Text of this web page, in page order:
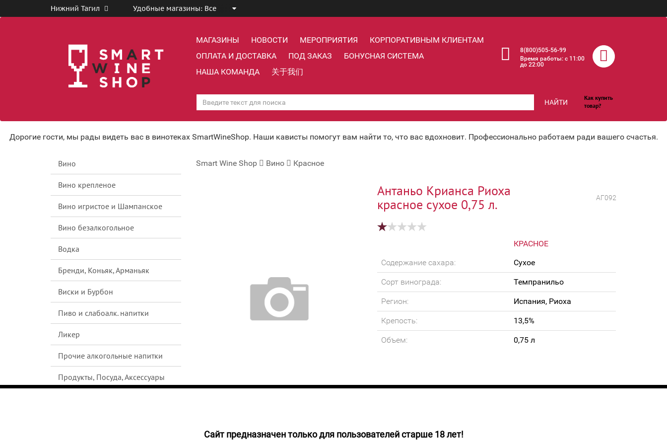
Нижний Тагил Удобные магазины: Все
МАГАЗИНЫ НОВОСТИ МЕРОПРИЯТИЯ
КОРПОРАТИВНЫМ КЛИЕНТАМ
ОПЛАТА И ДОСТАВКА
ПОД ЗАКАЗ
БОНУСНАЯ СИСТЕМА
НАША КОМАНДА
关于我们
8(800)505-56-99
Время работы: c 11:00
до 22:00
НАЙТИ
Как купить
товар?
Дорогие гости, мы рады видеть вас в винотеках SmartWineShop. Наши кависты помогут вам найти то, что вас вдохновит. Профессионально работаем ради вашего счастья.
Вино
Вино крепленое
Вино игристое и Шампанское
Вино безалкогольное
Водка
Бренди, Коньяк, Арманьяк
Виски и Бурбон
Пиво и слабоалк. напитки
Ликер
Прочие алкогольные напитки
Продукты, Посуда, Аксессуары
Smart Wine Shop Вино Красное
Антаньо Крианса Риоха
красное сухое 0,75 л.
АГ092
КРАСНОЕ
Содержание сахара:
Сухое
Сорт винограда: Темпранильо
Регион: Испания, Риоха
Крепость: 13,5%
Объем: 0,75 л
НЕТ В НАЛИЧИИ
Cайт предназначен только для пользователей старше 18 лет!